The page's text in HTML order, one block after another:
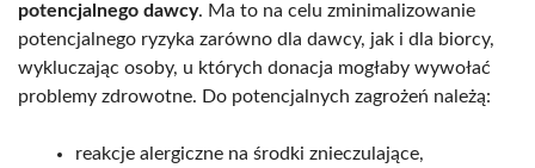
potencjalnego dawcy. Ma to na celu zminimalizowanie
potencjalnego ryzyka zarówno dla dawcy, jak i dla biorcy,
wykluczając osoby, u których donacja mogłaby wywołać
problemy zdrowotne. Do potencjalnych zagrożeń należą:
reakcje alergiczne na środki znieczulające,